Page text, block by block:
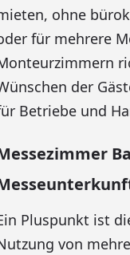
ohne
für mehrere
der
Betriebe und
Pluspunkt ist
von